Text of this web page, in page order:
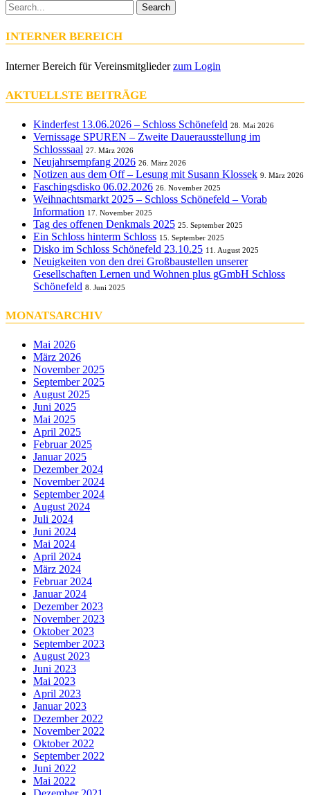
Search
INTERNER BEREICH
Interner Bereich für Vereinsmitgliederzum Login
AKTUELLSTE BEITRÄGE
Kinderfest 13.06.2026 – Schloss Schönefeld 28. Mai 2026
Vernissage SPUREN – Zweite Dauerausstellung im
Schlosssaal 27. März 2026
Neujahrsempfang 2026 26. März 2026
Notizen aus dem Off – Lesung mit Susann Klossek 9. März 2026
Faschingsdisko 06.02.2026 26. November 2025
Weihnachtsmarkt 2025 – Schloss Schönefeld – Vorab
Information 17. November 2025
Tag des offenen Denkmals 2025 25. September 2025
Ein Schloss hinterm Schloss 15. September 2025
Disko im Schloss Schönefeld 23.10.25 11. August 2025
Neuigkeiten von den drei Großbaustellen unserer
Gesellschaften Lernen und Wohnen plus gGmbH Schloss
Schönefeld 8. Juni 2025
MONATSARCHIV
Mai 2026
März 2026
November 2025
September 2025
August 2025
Juni 2025
Mai 2025
April 2025
Februar 2025
Januar 2025
Dezember 2024
November 2024
September 2024
August 2024
Juli 2024
Juni 2024
Mai 2024
April 2024
März 2024
Februar 2024
Januar 2024
Dezember 2023
November 2023
Oktober 2023
September 2023
August 2023
Juni 2023
Mai 2023
April 2023
Januar 2023
Dezember 2022
November 2022
Oktober 2022
September 2022
Juni 2022
Mai 2022